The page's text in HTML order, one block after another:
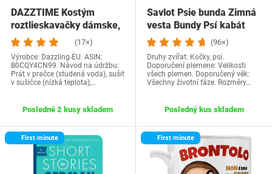
DAZZTIME Kostým
roztlieskavačky dámske,
kostým…
(17×)
Výrobce: Dazzling-EU. ASIN:
B0CQY4CN99. Návod na údržbu:
Prát v pračce (studená voda), sušit
v sušičce (nízká teplota),…
Posledné 2 kusy skladem
Savlot Psie bunda Zimná
vesta Bundy Psí kabát
Psí sveter…
(96×)
Druhy zvířat: Kočky, psi.
Doporučení plemene: Velikosti
všech plemen. Doporučený věk:
Všechny životní fáze. Rozměry…
Posledný kus skladem
First minute First minute